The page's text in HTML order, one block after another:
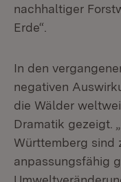
nachhaltiger
Erde“.
In den
negativen
die Wälder
Dramatik gezeigt.
Württemberg sind
anpassungsfähig